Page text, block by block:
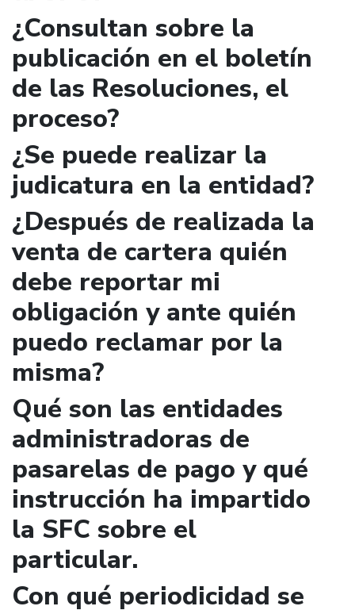
¿Consultan sobre la
publicación en el boletín
de las Resoluciones, el
proceso?
¿Se puede realizar la
judicatura en la entidad?
¿Después de realizada la
venta de cartera quién
debe reportar mi
obligación y ante quién
puedo reclamar por la
misma?
Qué son las entidades
administradoras de
pasarelas de pago y qué
instrucción ha impartido
la SFC sobre el
particular.
Con qué periodicidad se